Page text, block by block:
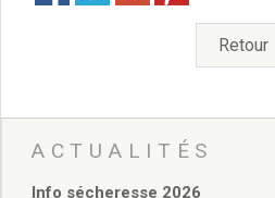
Services municipaux
Pour venir nous voir
administratives
Services Techniques
Retour
ACTUALITÉS
Info sécheresse 2026